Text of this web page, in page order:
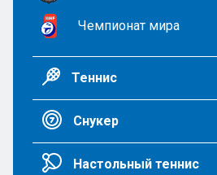
Чемпионат мира
Теннис
Снукер
Настольный теннис